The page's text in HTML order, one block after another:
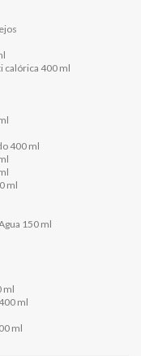
calórica 400 ml
400 ml
ml
150 ml
ml
ml
ml